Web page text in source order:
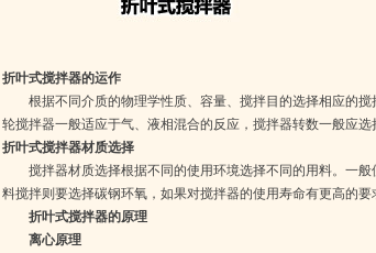
折叶式搅拌器的运作
根据不同介质的物理学性质、容量、搅拌目的选择相应的搅
轮搅拌器一般适应于气、液相混合的反应，搅拌器转数一般应选
折叶式搅拌器材质选择
搅拌器材质选择根据不同的使用环境选择不同的用料。一般
料搅拌则要选择碳钢环氧，如果对搅拌器的使用寿命有更高的
折叶式搅拌器的原理
离心原理